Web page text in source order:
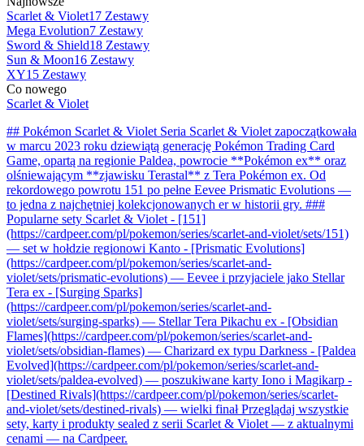
Scarlet & Violet17 Zestawy
Mega Evolution7 Zestawy
Sword & Shield18 Zestawy
Sun & Moon16 Zestawy
XY15 Zestawy
Co nowego
Scarlet & Violet
## Pokémon Scarlet & Violet Seria Scarlet & Violet zapoczątkowała
w marcu 2023 roku dziewiątą generację Pokémon Trading Card
Game, opartą na regionie Paldea, powrocie **Pokémon ex** oraz
olśniewającym **zjawisku Terastal** z Tera Pokémon ex. Od
rekordowego powrotu 151 po pełne Eevee Prismatic Evolutions —
to jedna z najchętniej kolekcjonowanych er w historii gry. ###
Popularne sety Scarlet & Violet - [151]
(https://cardpeer.com/pl/pokemon/series/scarlet-and-violet/sets/151)
— set w hołdzie regionowi Kanto - [Prismatic Evolutions]
(https://cardpeer.com/pl/pokemon/series/scarlet-and-
violet/sets/prismatic-evolutions) — Eevee i przyjaciele jako Stellar
Tera ex - [Surging Sparks]
(https://cardpeer.com/pl/pokemon/series/scarlet-and-
violet/sets/surging-sparks) — Stellar Tera Pikachu ex - [Obsidian
Flames](https://cardpeer.com/pl/pokemon/series/scarlet-and-
violet/sets/obsidian-flames) — Charizard ex typu Darkness - [Paldea
Evolved](https://cardpeer.com/pl/pokemon/series/scarlet-and-
violet/sets/paldea-evolved) — poszukiwane karty Iono i Magikarp -
[Destined Rivals](https://cardpeer.com/pl/pokemon/series/scarlet-
and-violet/sets/destined-rivals) — wielki finał Przeglądaj wszystkie
sety, karty i produkty sealed z serii Scarlet & Violet — z aktualnymi
cenami — na Cardpeer.